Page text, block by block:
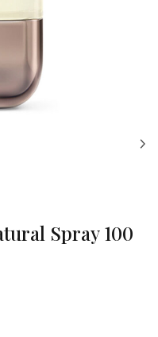
Spray 100